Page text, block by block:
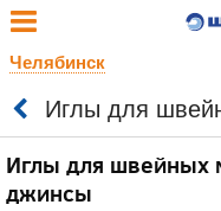
Челябинск
Иглы для
Иглы для
джинсы